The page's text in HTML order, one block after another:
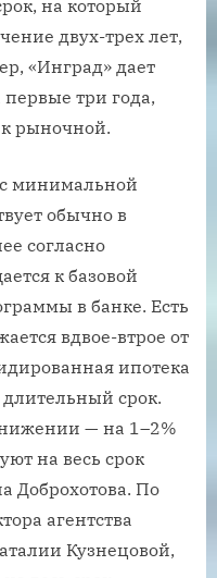
на который
двух-трех лет,
«Инград» дает
три года,
к рыночной.
минимальной
обычно в
согласно
к базовой
в банке. Есть
вдвое-втрое от
ипотека
срок.
— на 1–2%
на весь срок
Доброхотова. По
агентства
Кузнецовой,